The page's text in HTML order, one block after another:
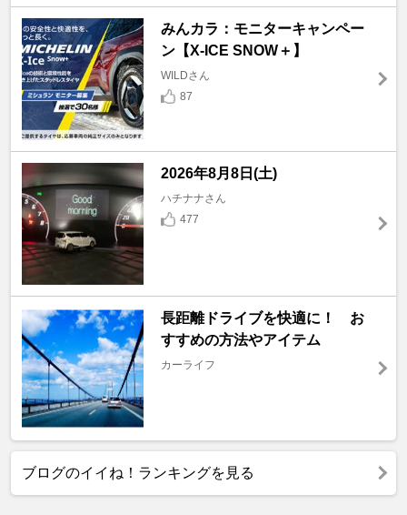
みんカラ：モニターキャンペー
ン【X-ICE SNOW＋】
WILDさん
87
2026年8月8日(土)
ハチナナさん
477
長距離ドライブを快適に！ お
すすめの方法やアイテム
カーライフ
ブログのイイね！ランキングを見る